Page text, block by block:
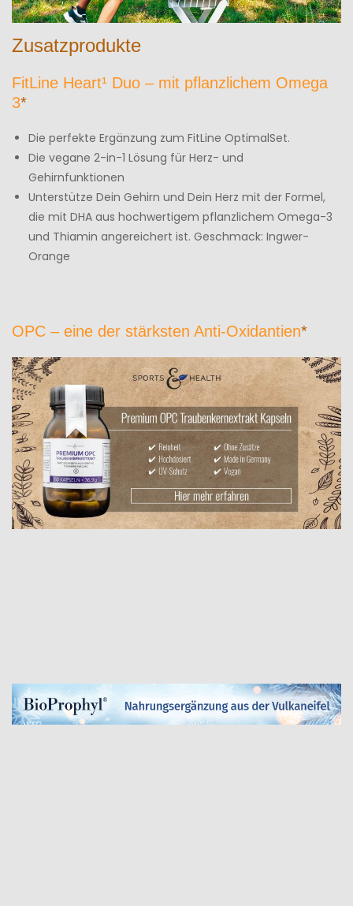
Zusatzprodukte
FitLine Heart¹ Duo – mit pflanzlichem Omega
3*
Die perfekte Ergänzung zum FitLine OptimalSet.
Die vegane 2-in-1 Lösung für Herz- und
Gehirnfunktionen
Unterstütze Dein Gehirn und Dein Herz mit der Formel,
die mit DHA aus hochwertigem pflanzlichem Omega-3
und Thiamin angereichert ist. Geschmack: Ingwer-
Orange
OPC – eine der stärksten Anti-Oxidantien*